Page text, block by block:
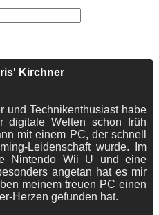
Kirchner
und Technikenthusiast habe
digitale Welten schon früh
mit einem PC, der schnell
Leidenschaft wurde. Im
Nintendo Wii U und eine
angetan hat es mir
meinem treuen PC einen
Herzen gefunden hat.